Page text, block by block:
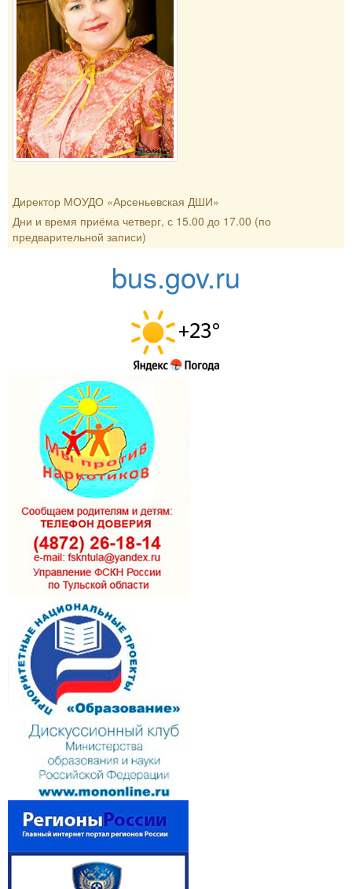
Директор МОУДО «Арсеньевская ДШИ»
Дни и время приёма четверг, с 15.00 до 17.00 (по
предварительной записи)
bus.gov.ru